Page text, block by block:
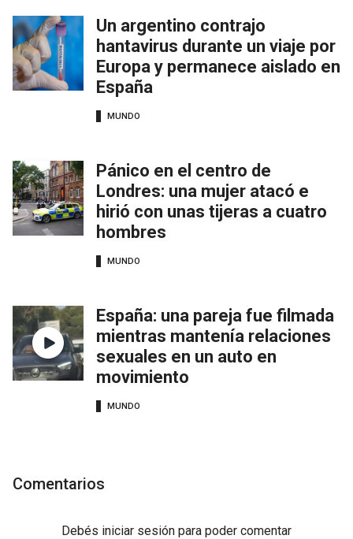
Un argentino contrajo
hantavirus durante un viaje por
Europa y permanece aislado en
España
MUNDO
Pánico en el centro de
Londres: una mujer atacó e
hirió con unas tijeras a cuatro
hombres
MUNDO
España: una pareja fue filmada
mientras mantenía relaciones
sexuales en un auto en
movimiento
MUNDO
Comentarios
Debés iniciar sesión para poder comentar